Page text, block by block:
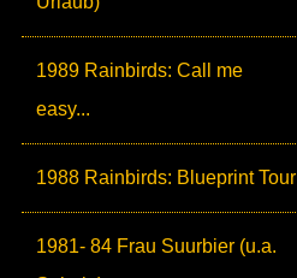
1989 Rainbirds: Call me
easy...
1988 Rainbirds: Blueprint Tour
1981- 84 Frau Suurbier (u.a.